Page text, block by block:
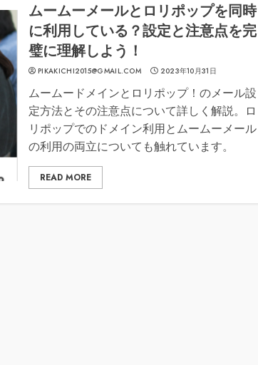
ムームーメールとロリポップを同時
に利用している？設定と注意点を完
璧に理解しよう！
PIKAKICHI2015@GMAIL.COM 2023年10月31日
ムームードメインとロリポップ！のメール設
定方法とその注意点について詳しく解説。ロ
リポップでのドメイン利用とムームーメール
の利用の両立についても触れています。
READ MORE